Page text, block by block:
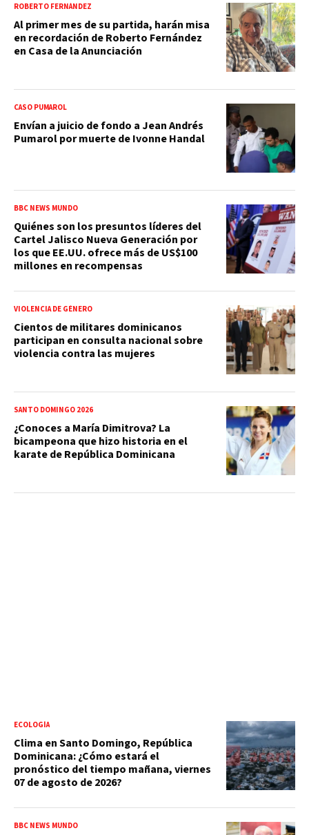
ROBERTO FERNÁNDEZ
Al primer mes de su partida, harán misa
en recordación de Roberto Fernández
en Casa de la Anunciación
CASO PUMAROL
Envían a juicio de fondo a Jean Andrés
Pumarol por muerte de Ivonne Handal
BBC NEWS MUNDO
Quiénes son los presuntos líderes del
Cartel Jalisco Nueva Generación por
los que EE.UU. ofrece más de US$100
millones en recompensas
VIOLENCIA DE GÉNERO
Cientos de militares dominicanos
participan en consulta nacional sobre
violencia contra las mujeres
SANTO DOMINGO 2026
¿Conoces a María Dimitrova? La
bicampeona que hizo historia en el
karate de República Dominicana
ECOLOGÍA
Clima en Santo Domingo, República
Dominicana: ¿Cómo estará el
pronóstico del tiempo mañana, viernes
07 de agosto de 2026?
BBC NEWS MUNDO